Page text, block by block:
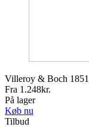
Villeroy & Boch
Fra 1.248kr.
På lager
Køb nu
Tilbud